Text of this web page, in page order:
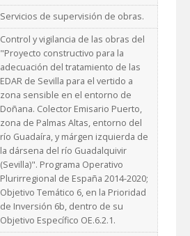
Servicios de supervisión de obras.
Control y vigilancia de las obras del
"Proyecto constructivo para la
adecuación del tratamiento de las
EDAR de Sevilla para el vertido a
zona sensible en el entorno de
Doñana. Colector Emisario Puerto,
zona de Palmas Altas, entorno del
río Guadaíra, y márgen izquierda de
la dársena del río Guadalquivir
(Sevilla)". Programa Operativo
Plurirregional de España 2014-2020;
Objetivo Temático 6, en la Prioridad
de Inversión 6b, dentro de su
Objetivo Específico OE.6.2.1.